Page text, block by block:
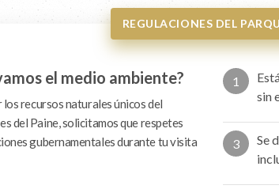
REGULACIONES DEL
el medio ambiente?
recursos naturales únicos del
del Paine, solicitamos que respetes
gubernamentales durante tu visita
1
sin
3
Se